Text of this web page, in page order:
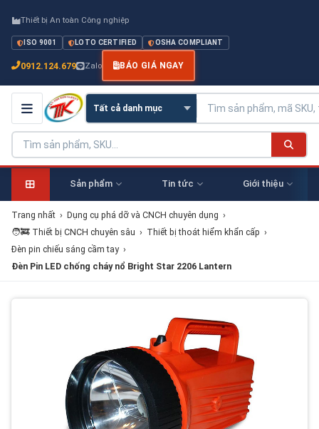
Thiết bị An toàn Công nghiệp
ISO 9001 LOTO CERTIFIED OSHA COMPLIANT
0912.124.679 Zalo BÁO GIÁ NGAY
Sản phẩm Tin tức Giới thiệu
Trang nhất › Dụng cụ phá dỡ và CNCH chuyên dụng ›
🧑‍🚒 Thiết bị CNCH chuyên sâu › Thiết bị thoát hiểm khẩn cấp ›
Đèn pin chiếu sáng cầm tay ›
Đèn Pin LED chống cháy nổ Bright Star 2206 Lantern